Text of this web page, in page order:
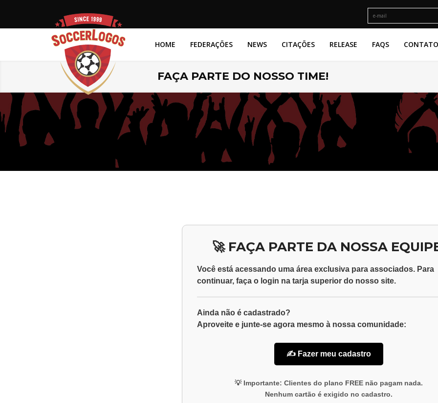
HOME FEDERAÇÕES NEWS CITAÇÕES RELEASE FAQS CONTATO
FAÇA PARTE DO NOSSO TIME!
🚀 FAÇA PARTE DA NOSSA
Você está acessando uma área exclusiva para associados. Para
continuar, faça o login na tarja superior do nosso site.
Ainda não é cadastrado?
Aproveite e junte-se agora mesmo à nossa comunidade:
✍️ Fazer meu cadastro
💡 Importante: Clientes do plano FREEnão pagam nada.
Nenhum cartão é exigido no cadastro.